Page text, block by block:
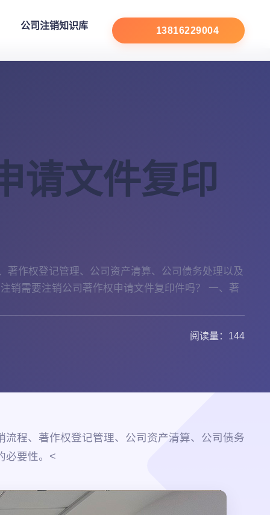
公司注销知识库 13816229004
请文件复印
作权登记管理、公司资产清算、公司债务处理以及
销需要注销公司著作权申请文件复印件吗？ 一、著
阅读量：144
程、著作权登记管理、公司资产清算、公司债务
必要性。<